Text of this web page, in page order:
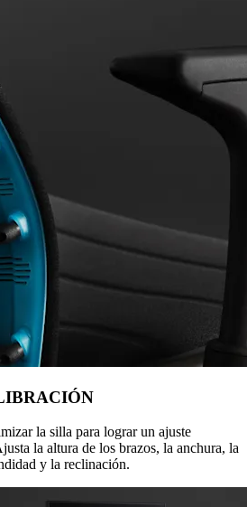
la silla para lograr un ajuste
la altura de los brazos, la anchura, la
y la reclinación.